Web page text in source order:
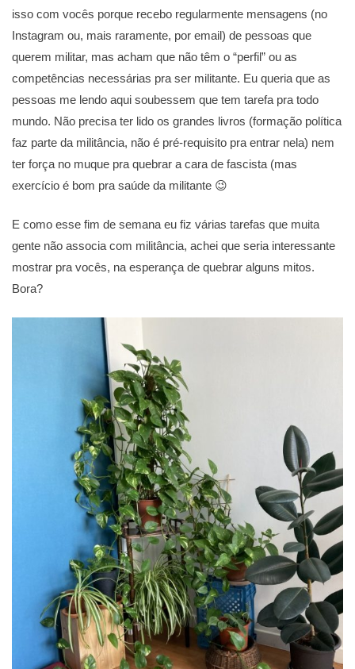
isso com vocês porque recebo regularmente mensagens (no
Instagram ou, mais raramente, por email) de pessoas que
querem militar, mas acham que não têm o “perfil” ou as
competências necessárias pra ser militante. Eu queria que as
pessoas me lendo aqui soubessem que tem tarefa pra todo
mundo. Não precisa ter lido os grandes livros (formação política
faz parte da militância, não é pré-requisito pra entrar nela) nem
ter força no muque pra quebrar a cara de fascista (mas
exercício é bom pra saúde da militante 😉
E como esse fim de semana eu fiz várias tarefas que muita
gente não associa com militância, achei que seria interessante
mostrar pra vocês, na esperança de quebrar alguns mitos.
Bora?